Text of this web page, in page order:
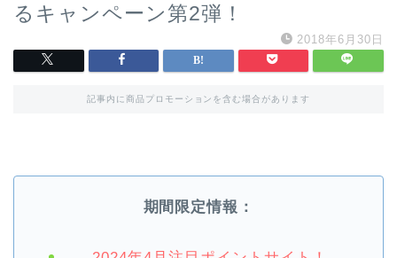
るキャンペーン第2弾！
2018年6月30日
記事内に商品プロモーションを含む場合があります
期間限定情報：